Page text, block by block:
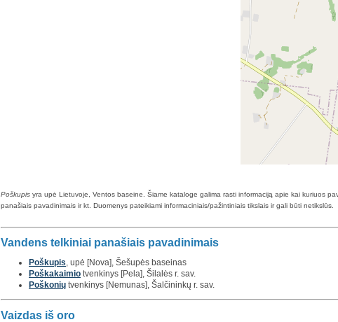
Poškupis yra upė Lietuvoje, Ventos baseine. Šiame kataloge galima rasti informaciją apie kai kuriuos
panašiais pavadinimais ir kt. Duomenys pateikiami informaciniais/pažintiniais tikslais ir gali būti netikslūs.
Vandens telkiniai panašiais pavadinimais
Poškupis, upė [Nova], Šešupės baseinas
Poškakaimio tvenkinys [Pela], Šilalės r. sav.
Poškonių tvenkinys [Nemunas], Šalčininkų r. sav.
Vaizdas iš oro